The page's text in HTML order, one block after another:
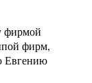
фирмой
фирм,
Евгению